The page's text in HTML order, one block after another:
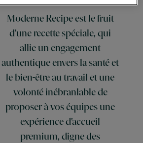
Moderne Recipe est le fruit
d’une recette spéciale, qui
allie un engagement
authentiqueenvers la santé et
le bien-être au travail et une
volonté inébranlable de
proposer à vos équipes une
expérience d’accueil
premium, digne des